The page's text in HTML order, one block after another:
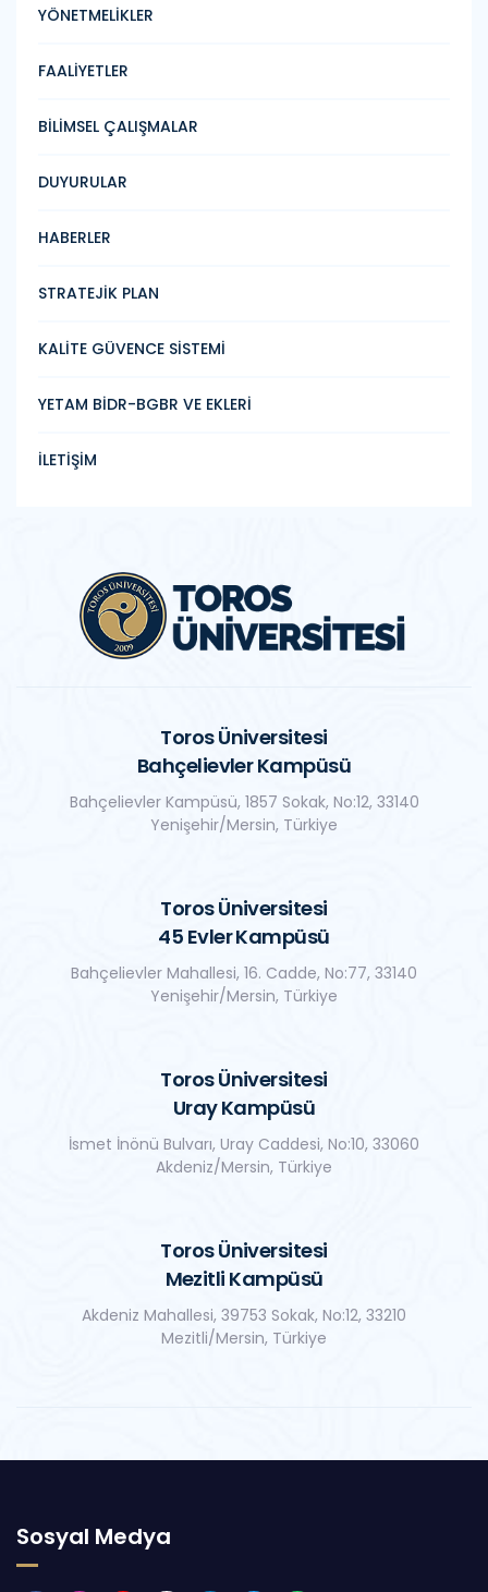
YÖNETMELİKLER
FAALİYETLER
BİLİMSEL ÇALIŞMALAR
DUYURULAR
HABERLER
STRATEJİK PLAN
KALİTE GÜVENCE SİSTEMİ
YETAM BİDR-BGBR VE EKLERİ
İLETİŞİM
Toros Üniversitesi
Bahçelievler Kampüsü
Bahçelievler Kampüsü, 1857 Sokak, No:12, 33140
Yenişehir/Mersin, Türkiye
Toros Üniversitesi
45 Evler Kampüsü
Bahçelievler Mahallesi, 16. Cadde, No:77, 33140
Yenişehir/Mersin, Türkiye
Toros Üniversitesi
Uray Kampüsü
İsmet İnönü Bulvarı, Uray Caddesi, No:10, 33060
Akdeniz/Mersin, Türkiye
Toros Üniversitesi
Mezitli Kampüsü
Akdeniz Mahallesi, 39753 Sokak, No:12, 33210
Mezitli/Mersin, Türkiye
Sosyal Medya